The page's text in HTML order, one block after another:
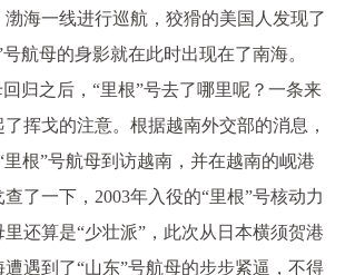
海一线进行巡航，狡猾的美国人发现了
航母的身影就在此时出现在了南海。
回归之后，“里根”号去了哪里呢？一条来
挥戈的注意。根据越南外交部的消息，
里根”号航母到访越南，并在越南的岘港
了一下，2003年入役的“里根”号核动力
还算是“少壮派”，此次从日本横须贺港
遇到了“山东”号航母的步步紧逼，不得